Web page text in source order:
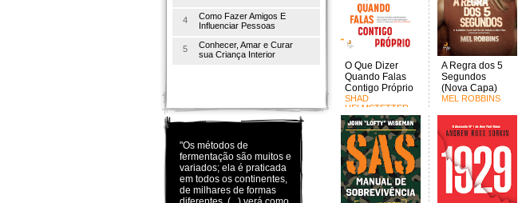
4
Como Fazer Amigos E
Influenciar Pessoas
5
Conhecer, Amar e Curar
sua Criança Interior
"Os métodos de
fermentação são muitos e
variados; ela é praticada
em todos os continentes,
de milhares de formas
O Que Dizer
Quando Falas
Contigo Próprio
SHAD
HELMSTETTER
A Regra dos 5
Segundos
(Nova Capa)
MEL ROBBINS